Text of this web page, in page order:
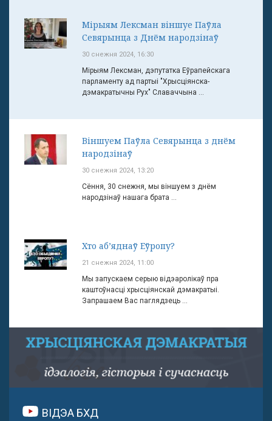
Мірыям Лексман віншуе Паўла
Севярынца з Днём народзінаў
30 снежня 2024, 16:30
Мірыям Лексман, дэпутатка Еўрапейскага
парламенту ад партыі "Хрысціянска-
дэмакратычны Рух" Славаччына ...
Віншуем Паўла Севярынца з днём
народзінаў
30 снежня 2024, 13:20
Сёння, 30 снежня, мы віншуем з днём
народзінаў нашага брата ...
Хто аб’яднаў Еўропу?
21 снежня 2024, 11:00
Мы запускаем серыю відэаролікаў пра
каштоўнасці хрысціянскай дэмакратыі.
Запрашаем Вас паглядзець ...
ВІДЭА БХД